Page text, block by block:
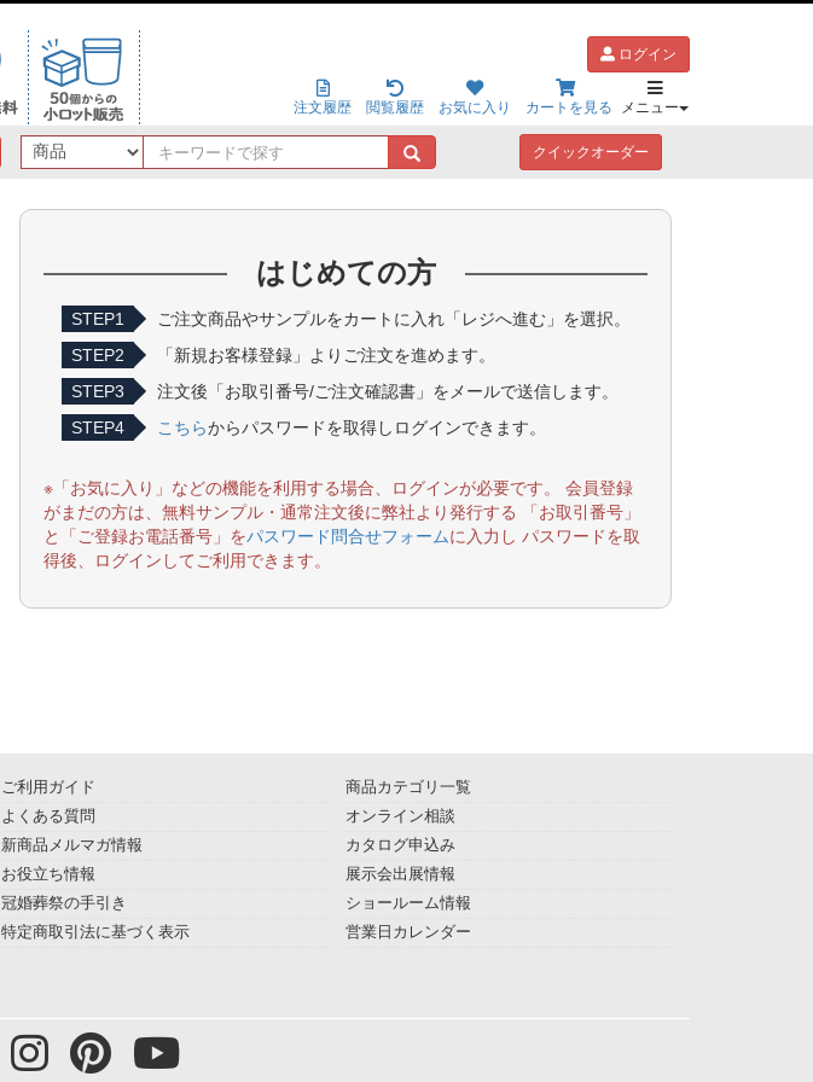
ログイン
注文履歴 閲覧履歴 お気に入り カートを見る メニュー
キ
ー
で
探
す
クイックオーダー
はじめての方
STEP1
ご注文商品やサンプルをカートに入れ「レジへ進む」を選択。
STEP2
「新規お客様登録」よりご注文を進めます。
STEP3
注文後「お取引番号/ご注文確認書」をメールで送信します。
STEP4
こちらからパスワードを取得しログインできます。
※「お気に入り」などの機能を利用する場合、ログインが必要です。 会員登録
がまだの方は、無料サンプル・通常注文後に弊社より発行する 「お取引番号」
と「ご登録お電話番号」をパスワード問合せフォームに入力し パスワードを取
得後、ログインしてご利用できます。
ご利用ガイド
よくある質問
新商品メルマガ情報
お役立ち情報
冠婚葬祭の手引き
特定商取引法に基づく表示
商品カテゴリ一覧
オンライン相談
カタログ申込み
展示会出展情報
ショールーム情報
営業日カレンダー